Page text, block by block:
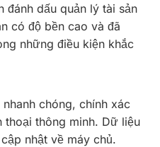
đánh dấu quản lý tài sản
có độ bền cao và đã
những điều kiện khắc
chóng, chính xác
thoại thông minh. Dữ liệu
nhật về máy chủ.